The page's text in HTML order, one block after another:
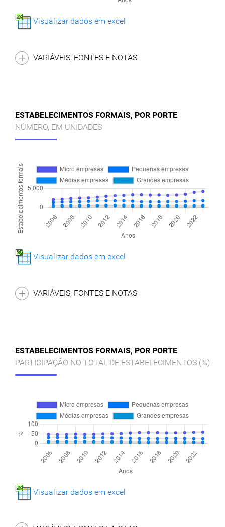
Visualizar dados em excel
VARIÁVEIS, FONTES E NOTAS
ESTABELECIMENTOS FORMAIS, POR PORTE
NÚMERO, EM UNIDADES
Visualizar dados em excel
VARIÁVEIS, FONTES E NOTAS
ESTABELECIMENTOS FORMAIS, POR PORTE
PARTICIPAÇÃO NO TOTAL DE ESTABELECIMENTOS (%)
Visualizar dados em excel